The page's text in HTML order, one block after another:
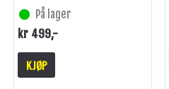
På lager
kr 499,-
KJØP